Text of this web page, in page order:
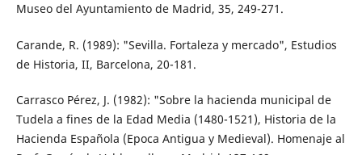
Museo del Ayuntamiento de Madrid, 35, 249-271.
Carande, R. (1989): "Sevilla. Fortaleza y mercado", Estudios
de Historia, II, Barcelona, 20-181.
Carrasco Pérez, J. (1982): "Sobre la hacienda municipal de
Tudela a fines de la Edad Media (1480-1521), Historia de la
Hacienda Española (Epoca Antigua y Medieval). Homenaje al